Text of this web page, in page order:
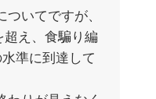
ついてですが、
超え、食騙り編
水準に到達して